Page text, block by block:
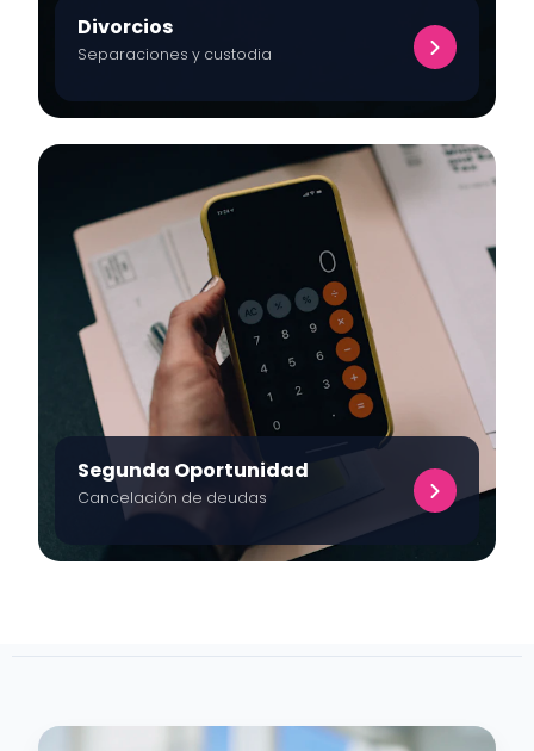
Divorcios
Separaciones y custodia
Segunda Oportunidad
Cancelación de deudas